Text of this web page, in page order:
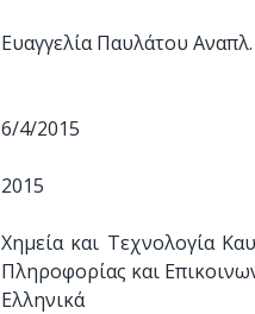
Ευαγγελία Παυλάτου
6/4/2015
2015
Χημεία και Τεχνολογία
Πληροφορίας και
Ελληνικά